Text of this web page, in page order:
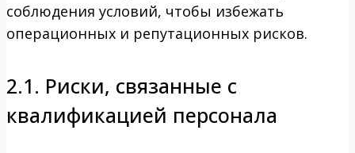
соблюдения условий, чтобы избежать
операционных и репутационных рисков.
2.1. Риски, связанные с
квалификацией персонала